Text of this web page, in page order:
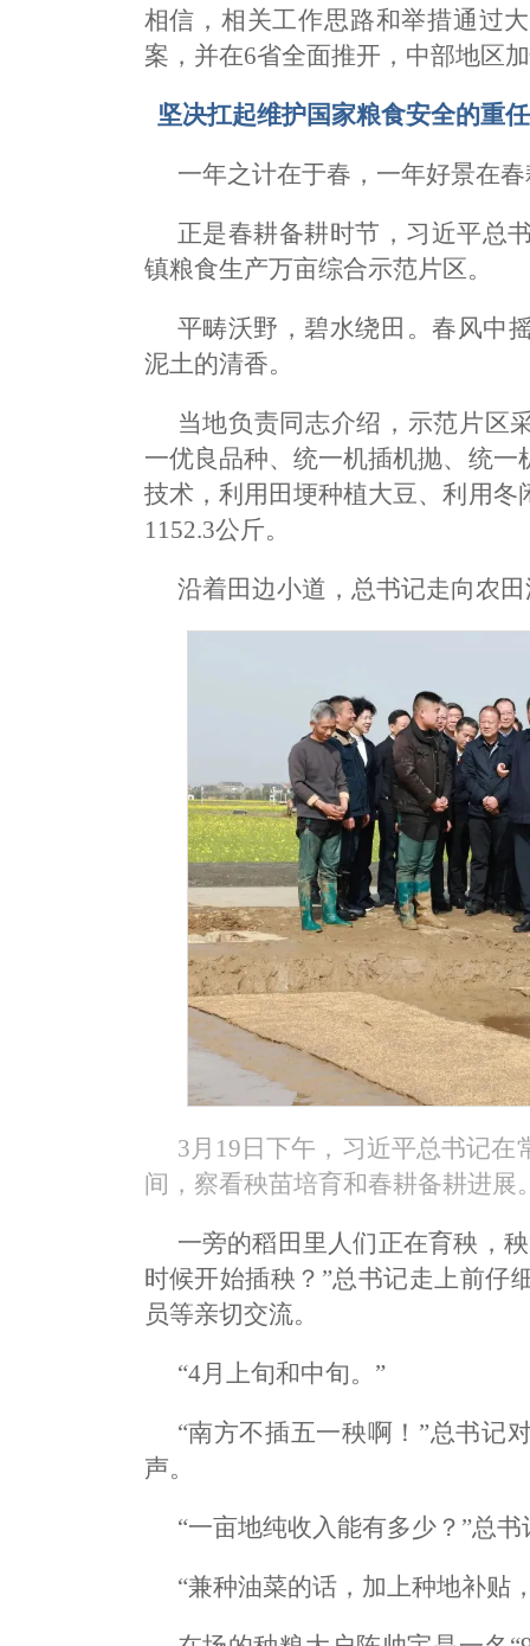
相信，相关工作思路和举措通过
案，并在6省全面推开，中部地区
坚决扛起维护国家粮食安全的重
一年之计在于春，一年好景在
正是春耕备耕时节，习近平总
镇粮食生产万亩综合示范片区。
平畴沃野，碧水绕田。春风中
泥土的清香。
当地负责同志介绍，示范片
一优良品种、统一机插机抛、统
技术，利用田埂种植大豆、利用
1152.3公斤。
沿着田边小道，总书记走向农
3月19日下午，习近平总书记
间，察看秧苗培育和春耕备耕进展
一旁的稻田里人们正在育秧，
时候开始插秧？”总书记走上前仔
员等亲切交流。
“4月上旬和中旬。”
“南方不插五一秧啊！”总书记
声。
“一亩地纯收入能有多少？”总
“兼种油菜的话，加上种地补贴